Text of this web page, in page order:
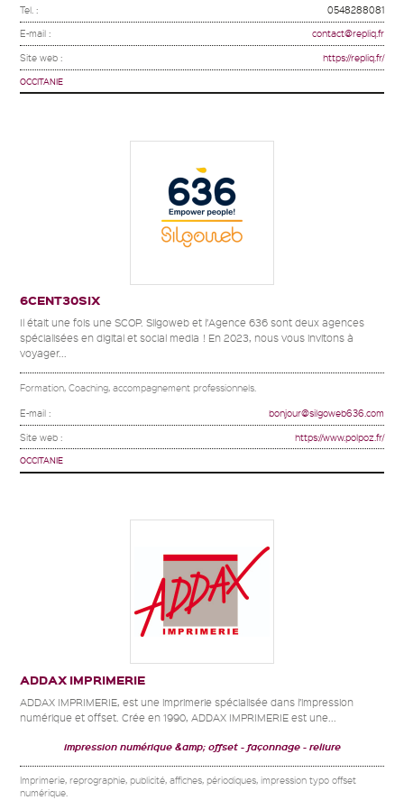
Tel. : 0548288081
E-mail : contact@repliq.fr
Site web : https://repliq.fr/
OCCITANIE
6CENT30SIX
Il était une fois une SCOP. Silgoweb et l’Agence 636 sont deux agences
spécialisées en digital et social media ! En 2023, nous vous invitons à
voyager...
Formation, Coaching, accompagnement professionnels.
E-mail : bonjour@silgoweb636.com
Site web : https://www.polpoz.fr/
OCCITANIE
ADDAX IMPRIMERIE
ADDAX IMPRIMERIE, est une imprimerie spécialisée dans l’impression
numérique et offset. Crée en 1990, ADDAX IMPRIMERIE est une...
impression numérique &amp; offset façonnage reliure
Imprimerie, reprographie, publicité, affiches, périodiques, impression typo offset
numérique.